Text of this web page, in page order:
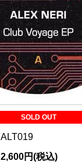
SOLD OUT
ALT019
2,600円(税込)